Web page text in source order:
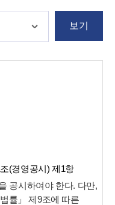
보기
(경영공시) 제1항
공시하여야 한다. 다만,
률」 제9조에 따른